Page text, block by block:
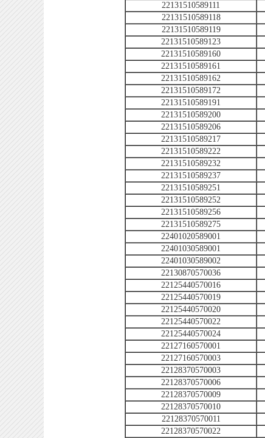
22131510589111
22131510589118
22131510589119
22131510589123
22131510589160
22131510589161
22131510589162
22131510589172
22131510589191
22131510589200
22131510589206
22131510589217
22131510589222
22131510589232
22131510589237
22131510589251
22131510589252
22131510589256
22131510589275
22401020589001
22401030589001
22401030589002
22130870570036
22125440570016
22125440570019
22125440570020
22125440570022
22125440570024
22127160570001
22127160570003
22128370570003
22128370570006
22128370570009
22128370570010
22128370570011
22128370570022